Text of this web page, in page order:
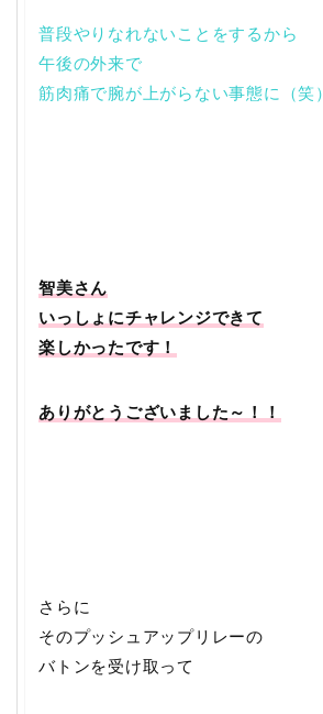
普段やりなれないことをするから
午後の外来で
筋肉痛で腕が上がらない事態に（笑）
智美さん
いっしょにチャレンジできて
楽しかったです！
ありがとうございました～！！
さらに
そのプッシュアップリレーの
バトンを受け取って